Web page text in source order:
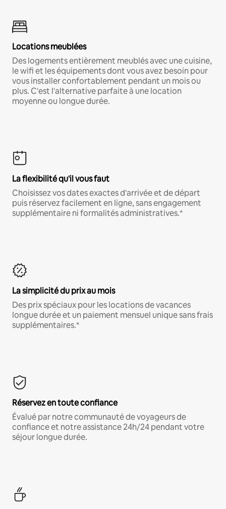
Locations meublées
Des logements entièrement meublés avec une cuisine,
le wifi et les équipements dont vous avez besoin pour
vous installer confortablement pendant un mois ou
plus. C'est l'alternative parfaite à une location
moyenne ou longue durée.
La flexibilité qu'il vous faut
Choisissez vos dates exactes d'arrivée et de départ
puis réservez facilement en ligne, sans engagement
supplémentaire ni formalités administratives.*
La simplicité du prix au mois
Des prix spéciaux pour les locations de vacances
longue durée et un paiement mensuel unique sans frais
supplémentaires.*
Réservez en toute confiance
Évalué par notre communauté de voyageurs de
confiance et notre assistance 24h/24 pendant votre
séjour longue durée.